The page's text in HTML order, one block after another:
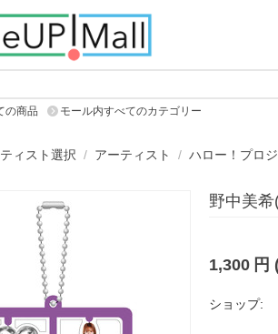
の商品 モール内すべてのカテゴリー
ィスト選択 / アーティスト / ハロー！プロ
野中美
1,300 円
ショップ: